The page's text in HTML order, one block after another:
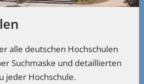
alle deutschen Hochschulen
Suchmaske und detaillierten
jeder Hochschule.